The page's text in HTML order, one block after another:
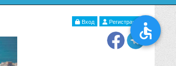
Вход Регистрация